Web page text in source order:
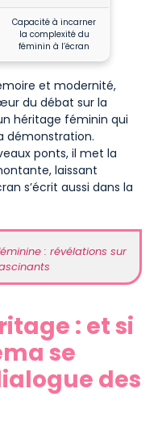
Capacité à incarner
la complexité du
féminin à l’écran
et modernité,
du débat sur la
héritage féminin qui
démonstration.
ponts, il met la
laissant
s’écrit aussi dans la
: révélations sur
: et si
se
des